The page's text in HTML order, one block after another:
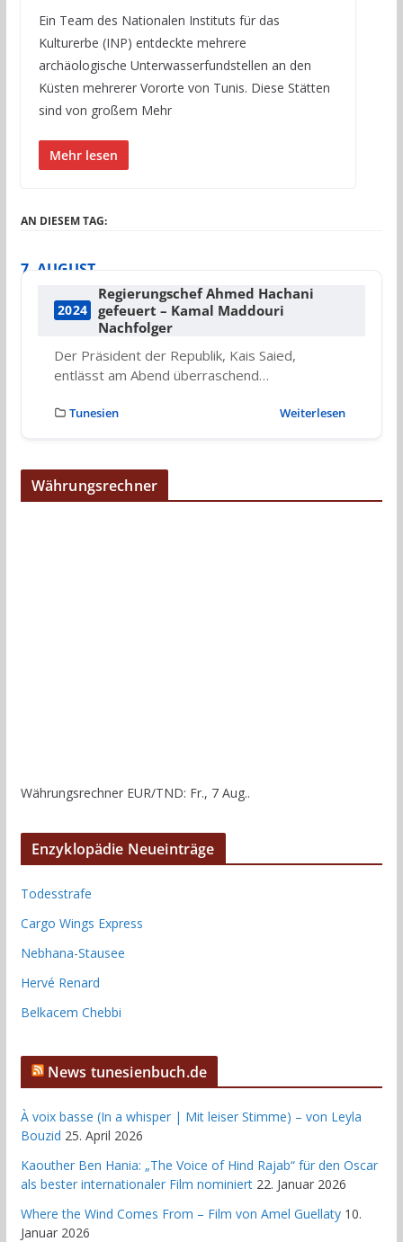
Ein Team des Nationalen Instituts für das
Kulturerbe (INP) entdeckte mehrere
archäologische Unterwasserfundstellen an den
Küsten mehrerer Vororte von Tunis. Diese Stätten
sind von großem Mehr
Mehr lesen
AN DIESEM TAG:
7. AUGUST
2024
Regierungschef Ahmed Hachani
gefeuert – Kamal Maddouri
Nachfolger
Der Präsident der Republik, Kais Saied,
entlässt am Abend überraschend…
Tunesien Weiterlesen
Währungsrechner
Währungsrechner EUR/TND: Fr., 7 Aug..
Enzyklopädie Neueinträge
Todesstrafe
Cargo Wings Express
Nebhana-Stausee
Hervé Renard
Belkacem Chebbi
News tunesienbuch.de
À voix basse (In a whisper | Mit leiser Stimme) – von Leyla
Bouzid 25. April 2026
Kaouther Ben Hania: „The Voice of Hind Rajab“ für den Oscar
als bester internationaler Film nominiert 22. Januar 2026
Where the Wind Comes From – Film von Amel Guellaty 10.
Januar 2026